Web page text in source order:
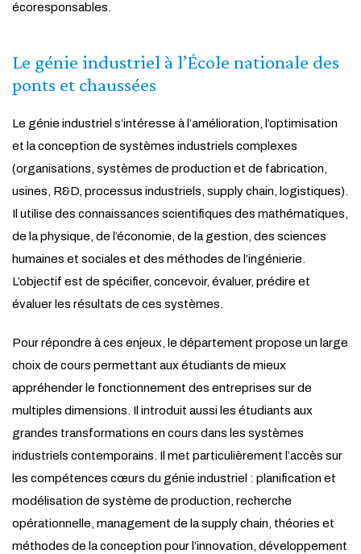
écoresponsables.
Le génie industriel à l’École nationale des
ponts et chaussées
Le génie industriel s’intéresse à l’amélioration, l’optimisation
et la conception de systèmes industriels complexes
(organisations, systèmes de production et de fabrication,
usines, R&D, processus industriels, supply chain, logistiques).
Il utilise des connaissances scientifiques des mathématiques,
de la physique, de l’économie, de la gestion, des sciences
humaines et sociales et des méthodes de l’ingénierie.
L’objectif est de spécifier, concevoir, évaluer, prédire et
évaluer les résultats de ces systèmes.
Pour répondre à ces enjeux, le département propose un large
choix de cours permettant aux étudiants de mieux
appréhender le fonctionnement des entreprises sur de
multiples dimensions. Il introduit aussi les étudiants aux
grandes transformations en cours dans les systèmes
industriels contemporains. Il met particulièrement l’accès sur
les compétences cœurs du génie industriel : planification et
modélisation de système de production, recherche
opérationnelle, management de la supply chain, théories et
méthodes de la conception pour l’innovation, développement